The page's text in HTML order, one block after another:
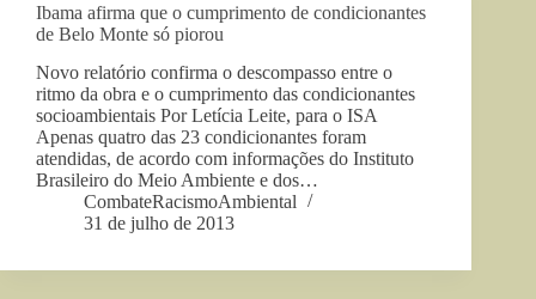
Ibama afirma que o cumprimento de condicionantes
de Belo Monte só piorou
Novo relatório confirma o descompasso entre o
ritmo da obra e o cumprimento das condicionantes
socioambientais Por Letícia Leite, para o ISA
Apenas quatro das 23 condicionantes foram
atendidas, de acordo com informações do Instituto
Brasileiro do Meio Ambiente e dos…
CombateRacismoAmbiental
31 de julho de 2013